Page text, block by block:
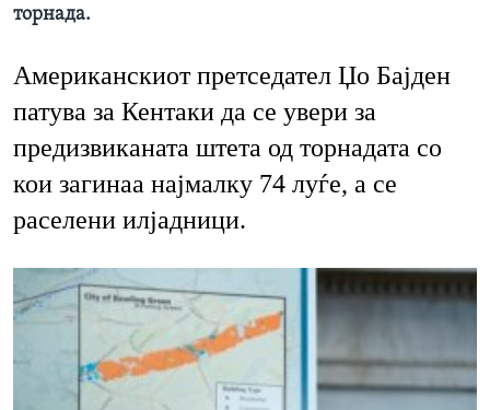
торнада.
Американскиот претседател Џо Бајден
патува за Кентаки да се увери за
предизвиканата штета од торнадата со
кои загинаа најмалку 74 луѓе, а се
раселени илјадници.